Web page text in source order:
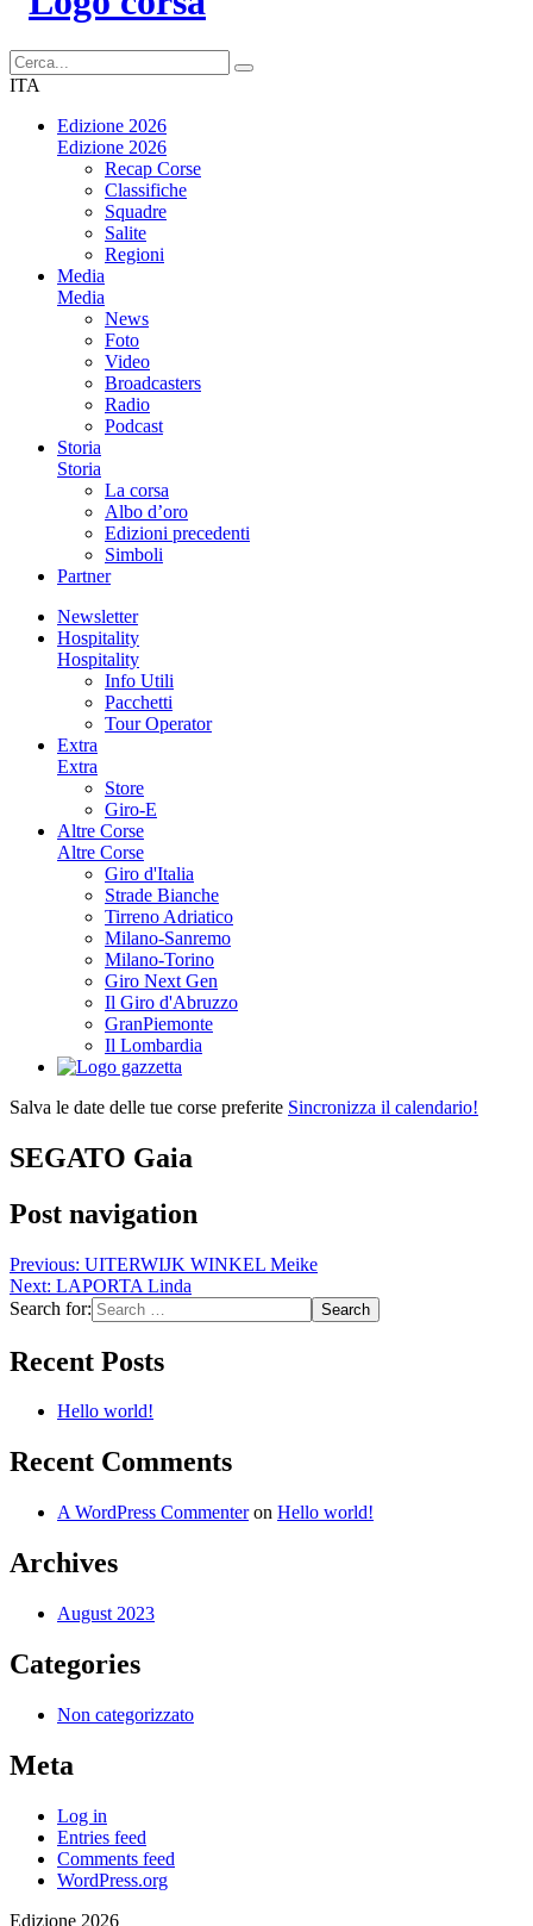
ITA
Edizione 2026
Edizione 2026
Recap Corse
Classifiche
Squadre
Salite
Regioni
Media
Media
News
Foto
Video
Broadcasters
Radio
Podcast
Storia
Storia
La corsa
Albo d’oro
Edizioni precedenti
Simboli
Partner
Newsletter
Hospitality
Hospitality
Info Utili
Pacchetti
Tour Operator
Extra
Extra
Store
Giro-E
Altre Corse
Altre Corse
Giro d'Italia
Strade Bianche
Tirreno Adriatico
Milano-Sanremo
Milano-Torino
Giro Next Gen
Il Giro d'Abruzzo
GranPiemonte
Il Lombardia
Salva le date delle tue corse preferite Sincronizza il calendario!
SEGATO Gaia
Post navigation
Previous: UITERWIJK WINKEL Meike
Next: LAPORTA Linda
Search for:
Recent Posts
Hello world!
Recent Comments
A WordPress Commenteron Hello world!
Archives
August 2023
Categories
Non categorizzato
Meta
Log in
Entries feed
Comments feed
WordPress.org
Edizione 2026